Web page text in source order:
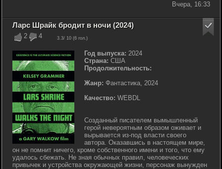
Вчера, 16:33
2 4 3.3/ 10 (6 гол.)
Ларс Шрайк бродит в ночи (2024)
Год выпуска: 2024
Страна: США
Продолжительность:
Жанр: Фантастика, 2024
Качество: WEBDL
Созданный писателем вымышленный
герой невероятным образом оживает и
вырывается из-под власти своего
автора. Оказавшись в настоящем мире,
он не помнит ничего, кроме собственного имени и того, что ему
удалось сбежать. Не зная обычных правил, человеческих
привычек и устройства окружающей жизни, персонаж вынужден